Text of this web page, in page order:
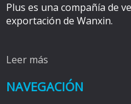
Plus es una compañía de
exportación de Wanxin.
Leer más
NAVEGACIÓN